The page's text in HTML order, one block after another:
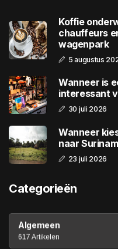
Koffie
chauffeurs
wagenpark
5 augustus
Wanneer is
interessant
30 juli 2026
Wanneer
naar
23 juli 2026
Categorieën
Algemeen
617 Artikelen